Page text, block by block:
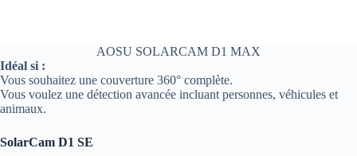
AOSU SOLARCAM D1 MAX
Idéal si :
Vous souhaitez une couverture 360° complète.
Vous voulez une détection avancée incluant personnes, véhicules et
animaux.
SolarCam D1 SE